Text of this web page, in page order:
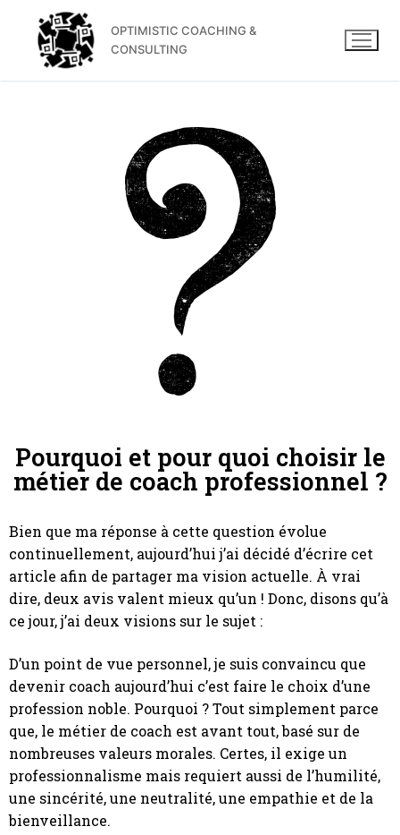
OPTIMISTIC COACHING &
CONSULTING
Pourquoi et pour quoi choisir le
métier de coach professionnel ?
Bien que ma réponse à cette question évolue
continuellement, aujourd’hui j’ai décidé d’écrire cet
article afin de partager ma vision actuelle. À vrai
dire, deux avis valent mieux qu’un ! Donc, disons qu’à
ce jour, j’ai deux visions sur le sujet :
D’un point de vue personnel, je suis convaincu que
devenir coach aujourd’hui c’est faire le choix d’une
profession noble. Pourquoi ? Tout simplement parce
que, le métier de coach est avant tout, basé sur de
nombreuses valeurs morales. Certes, il exige un
professionnalisme mais requiert aussi de l’humilité,
une sincérité, une neutralité, une empathie et de la
bienveillance.